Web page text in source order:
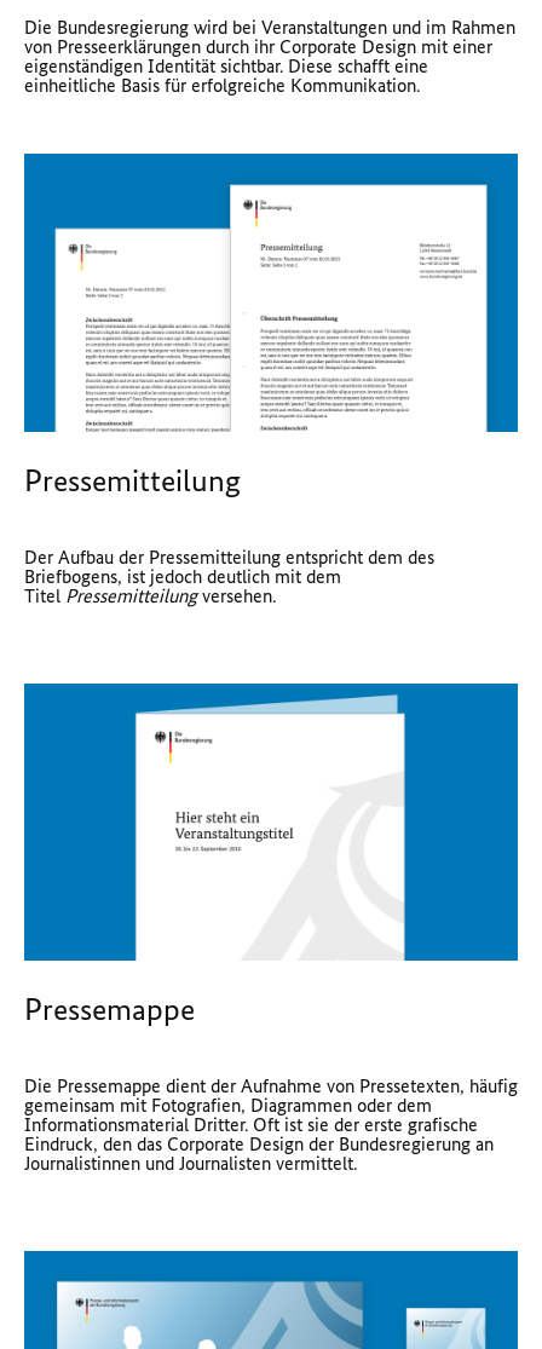
Die Bundesregierung wird bei Veranstaltungen und im Rahmen
von Presseerklärungen durch ihr Corporate Design mit einer
eigenständigen Identität sichtbar. Diese schafft eine
einheitliche Basis für erfolgreiche Kommunikation.
Pressemitteilung
Der Aufbau der Pressemitteilung entspricht dem des
Briefbogens, ist jedoch deutlich mit dem
Titel Pressemitteilungversehen.
Pressemappe
Die Pressemappe dient der Aufnahme von Pressetexten, häufig
gemeinsam mit Fotografien, Diagrammen oder dem
Informationsmaterial Dritter. Oft ist sie der erste grafische
Eindruck, den das Corporate Design der Bundesregierung an
Journalistinnen und Journalisten vermittelt.